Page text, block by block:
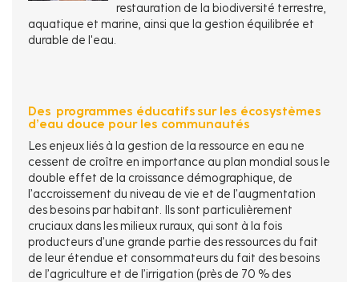
restauration de la biodiversité terrestre,
aquatique et marine, ainsi que la gestion équilibrée et
durable de l'eau.
Des programmes éducatifs sur les écosystèmes
d’eau douce pour les communautés
Les enjeux liés à la gestion de la ressource en eau ne
cessent de croître en importance au plan mondial sous le
double effet de la croissance démographique, de
l’accroissement du niveau de vie et de l’augmentation
des besoins par habitant. Ils sont particulièrement
cruciaux dans les milieux ruraux, qui sont à la fois
producteurs d’une grande partie des ressources du fait
de leur étendue et consommateurs du fait des besoins
de l’agriculture et de l’irrigation (près de 70 % des